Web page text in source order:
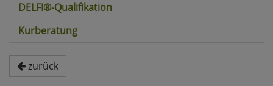
DELFI®-Qualifikation
Kurberatung
zurück